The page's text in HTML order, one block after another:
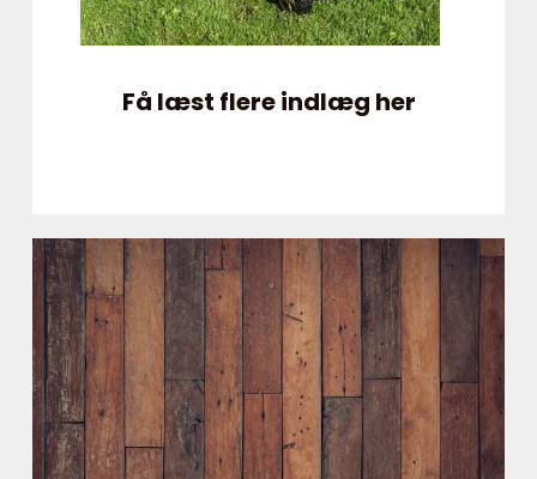
Få læst flere indlæg her